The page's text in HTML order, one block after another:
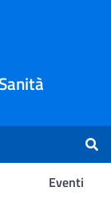
Eventi